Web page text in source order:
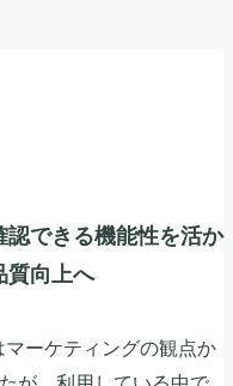
できる機能性を活か
質向上へ
ーケティングの観点か